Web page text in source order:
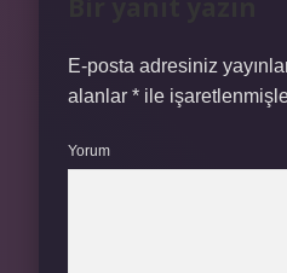
E-posta adresiniz
alanlar * ile
Yorum